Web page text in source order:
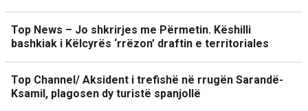
Top News – Jo shkrirjes me Përmetin. Këshilli
bashkiak i Këlcyrës ‘rrëzon’ draftin e territoriales
Top Channel/ Aksident i trefishë në rrugën Sarandë-
Ksamil, plagosen dy turistë spanjollë